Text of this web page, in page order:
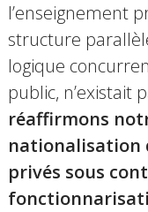
l’enseignement
structure
logique
public, n’existait
réaffirmons
nationalisation
privés sous